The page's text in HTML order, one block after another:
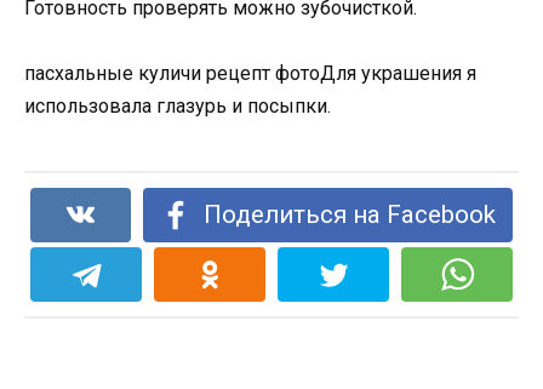
Готовность проверять можно зубочисткой.
пасхальные куличи рецепт фотоДля украшения я
использовала глазурь и посыпки.
Поделиться на Facebook